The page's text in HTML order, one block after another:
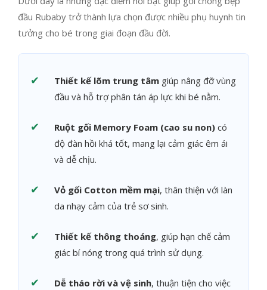
đầu Rubaby trở thành lựa chọn được nhiều phụ huynh tin
tưởng cho bé trong giai đoạn đầu đời.
✔ Thiết kế lõm trung tâm giúp nâng đỡ vùng
đầu và hỗ trợ phân tán áp lực khi bé nằm.
✔ Ruột gối Memory Foam (cao su non) có
độ đàn hồi khá tốt, mang lại cảm giác êm ái
và dễ chịu.
✔ Vỏ gối Cotton mềm mại, thân thiện với làn
da nhạy cảm của trẻ sơ sinh.
✔ Thiết kế thông thoáng, giúp hạn chế cảm
giác bí nóng trong quá trình sử dụng.
✔ Dễ tháo rời và vệ sinh, thuận tiện cho việc